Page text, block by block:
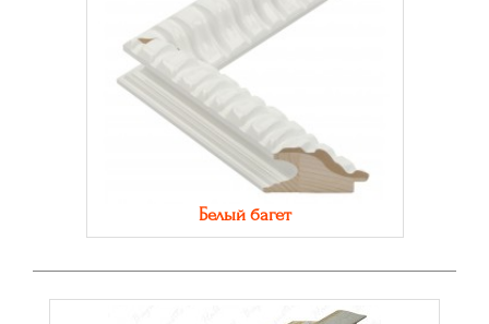
Белый багет